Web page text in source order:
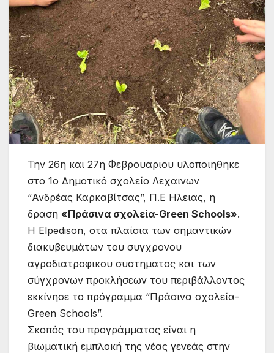
Την 26η και 27η Φεβρουαριου υλοποιηθηκε
στο 1ο Δημοτικό σχολείο Λεχαινων
“Ανδρέας Καρκαβίτσας”, Π.Ε Ηλειας, η
δραση «Πράσινα σχολεία-Green Schools».
Η Elpedison, στα πλαίσια των σημαντικών
διακυβευμάτων του συγχρονου
αγροδιατροφικου συστηματος και των
σύγχρονων προκλήσεων του περιβάλλοντος
εκκίνησε το πρόγραμμα “Πράσινα σχολεία-
Green Schools”.
Σκοπός του προγράμματος είναι η
βιωματική εμπλοκή της νέας γενεάς στην